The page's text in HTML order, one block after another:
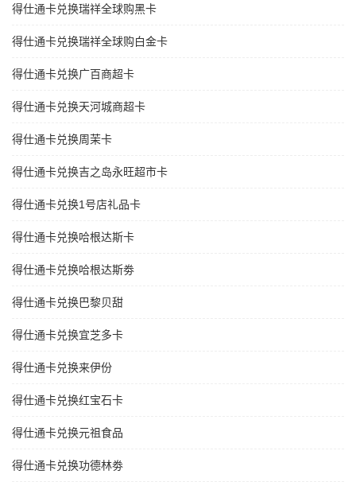
得仕通卡兑换瑞祥全球购黑卡
得仕通卡兑换瑞祥全球购白金卡
得仕通卡兑换广百商超卡
得仕通卡兑换天河城商超卡
得仕通卡兑换周茉卡
得仕通卡兑换吉之岛永旺超市卡
得仕通卡兑换1号店礼品卡
得仕通卡兑换哈根达斯卡
得仕通卡兑换哈根达斯劵
得仕通卡兑换巴黎贝甜
得仕通卡兑换宜芝多卡
得仕通卡兑换来伊份
得仕通卡兑换红宝石卡
得仕通卡兑换元祖食品
得仕通卡兑换功德林劵